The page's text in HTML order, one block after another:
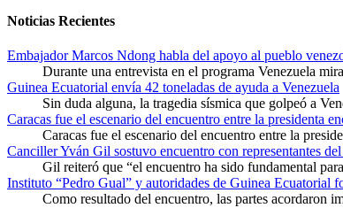
Noticias Recientes
Embajador Marcos Ndong habla del apoyo al pueblo
Durante una entrevista en el programa Venezuela
Guinea Ecuatorial envía 42 toneladas de ayuda a Venezuela
Sin duda alguna, la tragedia sísmica que golpeó a
Caracas fue el escenario del encuentro entre la presidenta
Caracas fue el escenario del encuentro entre la
Canciller Yván Gil sostuvo encuentro con representantes
Gil reiteró que “el encuentro ha sido fundamental
Instituto “Pedro Gual” y autoridades de Guinea Ecuatorial
Como resultado del encuentro, las partes acordaron